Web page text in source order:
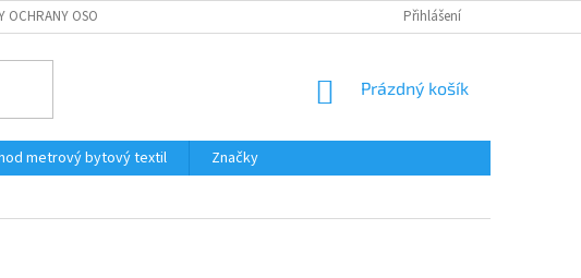
OCHRANY OSOBNÍCH ÚDAJŮ Přihlášení
NÁKUPNÍ
Prázdný košík
metrový bytový textil
Značky